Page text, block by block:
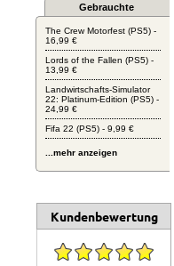
Gebrauchte
The Crew Motorfest (PS5) -
16,99 €
Lords of the Fallen (PS5) -
13,99 €
Landwirtschafts-Simulator
22: Platinum-Edition (PS5) -
24,99 €
Fifa 22 (PS5) - 9,99 €
...mehr anzeigen
Kundenbewertung